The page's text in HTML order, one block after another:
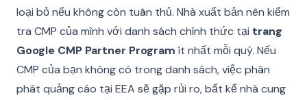
loại bỏ nếu không còn tuân thủ. Nhà xuất bản nên kiểm
tra CMP của mình với danh sách chính thức tại trang
Google CMP Partner Programít nhất mỗi quý. Nếu
CMP của bạn không có trong danh sách, việc phân
phát quảng cáo tại EEA sẽ gặp rủi ro, bất kể nhà cung